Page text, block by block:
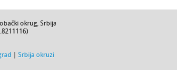
okrug, Srbija
)
Srbija okruzi